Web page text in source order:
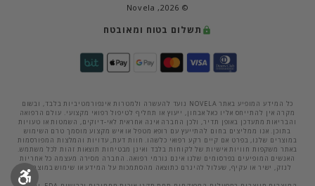
© 2026,
Novela
תשלום בטוח ומאובטח
כל המידע המופיע באתר NOVELA נועד להעשרה ולמטרות אינפורמטיביות בלבד, ובשום
מקרה אין להתייחס אליו כאל אבחון, ייעוץ או תחליף לטיפול רפואי מקצועי. עולם הרפואה
והבריאות מתעדכן באופן תדיר, ולכן החברה אינה אחראית לאי-דיוקים, השמטות או טעויות
בתוכן. אנו ממליצים בחום להתייעץ עם רופא מטפל או איש מקצוע מוסמך טרם השימוש
במוצרים שלנו, בפרט אם קיים רקע רפואי כלשהו. חוות דעת, עדויות והמלצות המפורסמות
באתר משקפות חוויות אישיות של לקוחות בלבד ואינן מבטיחות תוצאות זהות לכל משתמש.
האנשים המופיעים בפרסומים שלנו אינם גורמי רפואה. החברה מסירה מעצמה כל אחריות
לנזק, ישיר או עקיף, שעלול להיגרם כתוצאה מהסתמכות על המידע או שימוש במוצרים.